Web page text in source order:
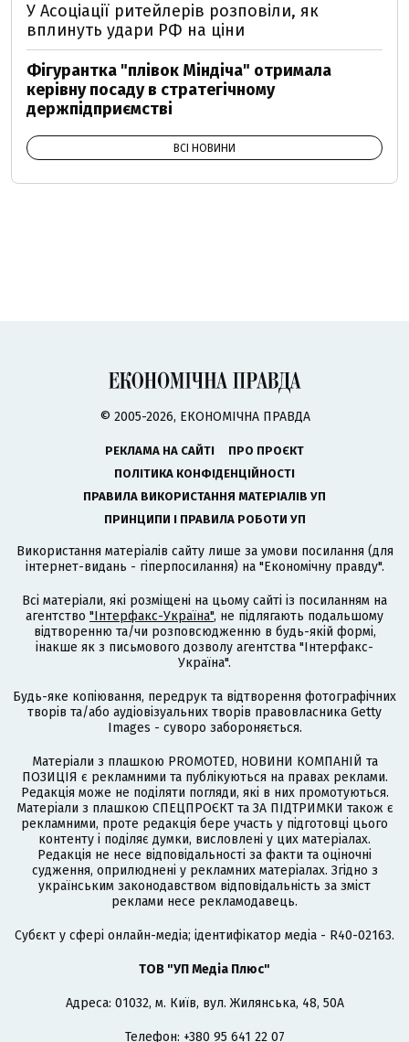
У Асоціації ритейлерів розповіли, як
вплинуть удари РФ на ціни
Фігурантка "плівок Міндіча" отримала
керівну посаду в стратегічному
держпідприємстві
ВСІ НОВИНИ
© 2005-2026, ЕКОНОМІЧНА ПРАВДА
РЕКЛАМА НА САЙТІ
ПРО ПРОЄКТ
ПОЛІТИКА КОНФІДЕНЦІЙНОСТІ
ПРАВИЛА ВИКОРИСТАННЯ МАТЕРІАЛІВ УП
ПРИНЦИПИ І ПРАВИЛА РОБОТИ УП
Використання матеріалів сайту лише за умови посилання (для
інтернет-видань - гіперпосилання) на "Економічну правду".
Всі матеріали, які розміщені на цьому сайті із посиланням на
агентство "Інтерфакс-Україна", не підлягають подальшому
відтворенню та/чи розповсюдженню в будь-якій формі,
інакше як з письмового дозволу агентства "Інтерфакс-
Україна".
Будь-яке копіювання, передрук та відтворення фотографічних
творів та/або аудіовізуальних творів правовласника Getty
Images - суворо забороняється.
Матеріали з плашкою PROMOTED, НОВИНИ КОМПАНІЙ та
ПОЗИЦІЯ є рекламними та публікуються на правах реклами.
Редакція може не поділяти погляди, які в них промотуються.
Матеріали з плашкою СПЕЦПРОЄКТ та ЗА ПІДТРИМКИ також є
рекламними, проте редакція бере участь у підготовці цього
контенту і поділяє думки, висловлені у цих матеріалах.
Редакція не несе відповідальності за факти та оціночні
судження, оприлюднені у рекламних матеріалах. Згідно з
українським законодавством відповідальність за зміст
реклами несе рекламодавець.
Cубєкт у сфері онлайн-медіа; ідентифікатор медіа - R40-02163.
ТОВ "УП Медіа Плюс"
Адреса: 01032, м. Київ, вул. Жилянська, 48, 50А
Телефон: +380 95 641 22 07